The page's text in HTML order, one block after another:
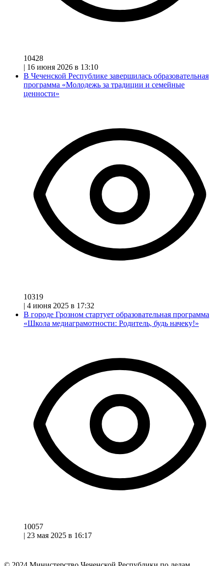
10428
| 16 июня 2026 в 13:10
В Чеченской Республике завершилась образовательная
программа «Молодежь за традиции и семейные
ценности»
10319
| 4 июня 2025 в 17:32
В городе Грозном стартует образовательная программа
«Школа медиаграмотности: Родитель, будь начеку!»
10057
| 23 мая 2025 в 16:17